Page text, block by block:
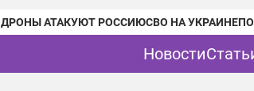
ДРОНЫ АТАКУЮТ РОССИЮСВО НА УКРАИНЕ
Новости